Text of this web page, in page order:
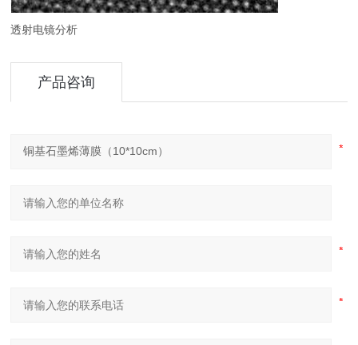
透射电镜分析
产品咨询